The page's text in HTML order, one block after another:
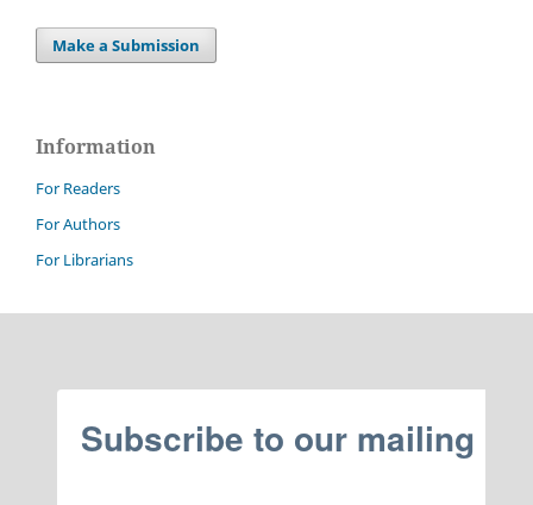
Make a Submission
Information
For Readers
For Authors
For Librarians